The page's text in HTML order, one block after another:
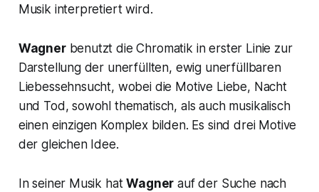
Musik interpretiert wird.
Wagnerbenutzt die Chromatik in erster Linie zur
Darstellung der unerfüllten, ewig unerfüllbaren
Liebessehnsucht, wobei die Motive Liebe, Nacht
und Tod, sowohl thematisch, als auch musikalisch
einen einzigen Komplex bilden. Es sind drei Motive
der gleichen Idee.
In seiner Musik hatWagner auf der Suche nach